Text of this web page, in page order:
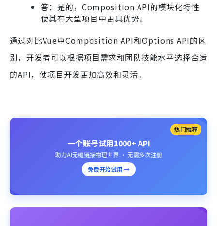
答：是的，Composition API的模块化特性
使其在大型项目中更具优势。
通过对比Vue中Composition API和Options API的区
别，开发者可以根据项目需求和团队技能水平选择合适
的API，使项目开发更加高效和灵活。
热门推荐
一个账号试用1000+ API
助力AI无缝链接物理世界 · 无需多次注册
免费开始试用 →